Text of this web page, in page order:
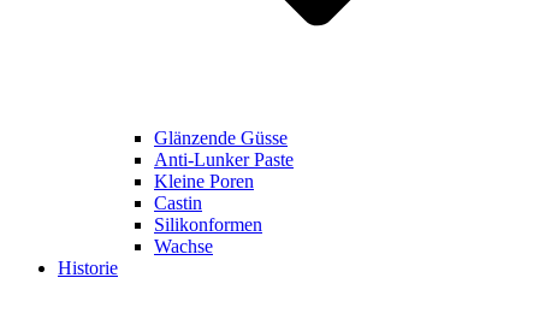
Glänzende Güsse
Anti-Lunker Paste
Kleine Poren
Castin
Silikonformen
Wachse
Historie